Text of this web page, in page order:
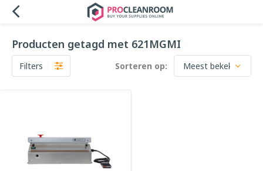
Producten getagd met 621MGMI
Filters Sorteren op: